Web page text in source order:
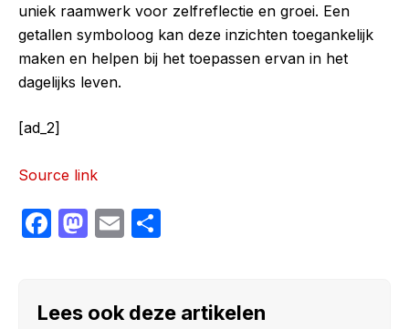
uniek raamwerk voor zelfreflectie en groei. Een
getallen symboloog kan deze inzichten toegankelijk
maken en helpen bij het toepassen ervan in het
dagelijks leven.
[ad_2]
Source link
F
e
M
o
E
e
Lees ook deze artikelen